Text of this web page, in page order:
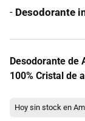
- Desodorante
Desodorante de
100% Cristal de
Hoy sin stock en